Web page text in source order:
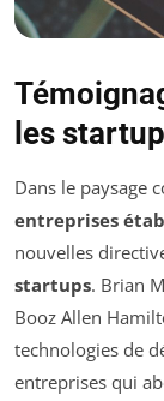
les
Dans le paysage
entreprises
nouvelles
startups. Brian
Booz Allen
technologies de
entreprises qui